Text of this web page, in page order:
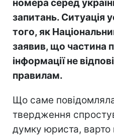
номера серед
запитань. Ситуація
того, як
заявив, що частина
інформації не
правилам.
Що саме
твердження
думку юриста, варто